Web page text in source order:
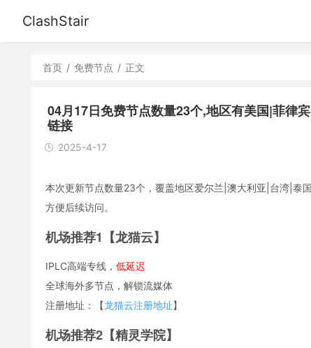
ClashStair
首页 / 免费节点 / 正文
04月17日免费节点数量23个,地区有美国|菲
链接
2025-4-17
本次更新节点数量23个，覆盖地区爱尔兰|澳大利亚|台湾|泰
方便后续访问。
机场推荐1【龙猫云】
IPLC高端专线， 低延迟
全球海外多节点，解锁流媒体
注册地址：【龙猫云注册地址】
机场推荐2【精灵学院】